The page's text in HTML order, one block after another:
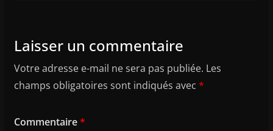
Laisser un commentaire
Votre adresse e-mail ne sera pas publiée. Les
champs obligatoires sont indiqués avec *
Commentaire*